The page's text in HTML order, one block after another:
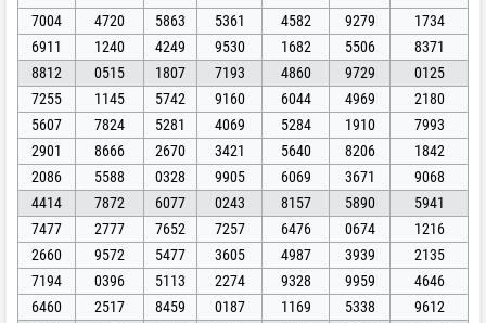
7004
4720 5863 5361 4582 9279
1734
6911
1240 4249 9530 1682 5506
8371
8812
0515 1807 7193 4860 9729
0125
7255
1145 5742 9160 6044 4969
2180
5607
7824 5281 4069 5284 1910
7993
2901
8666 2670 3421 5640 8206
1842
2086
5588 0328 9905 6069 3671
9068
4414
7872 6077 0243 8157 5890
5941
7477
2777 7652 7257 6476 0674
1216
2660
9572 5477 3605 4987 3939
2135
7194
0396 5113 2274 9328 9959
4646
6460
2517 8459 0187 1169 5338
9612